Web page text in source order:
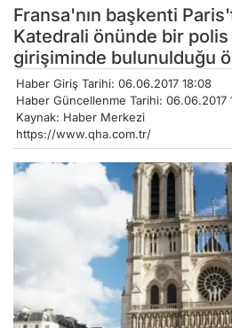
Fransa'nın başkenti
Katedrali önünde bir polis
girişiminde bulunulduğu
Haber Giriş Tarihi: 06.06.2017 18:08
Haber Güncellenme Tarihi: 06.06.2017
Kaynak: Haber Merkezi
https://www.qha.com.tr/